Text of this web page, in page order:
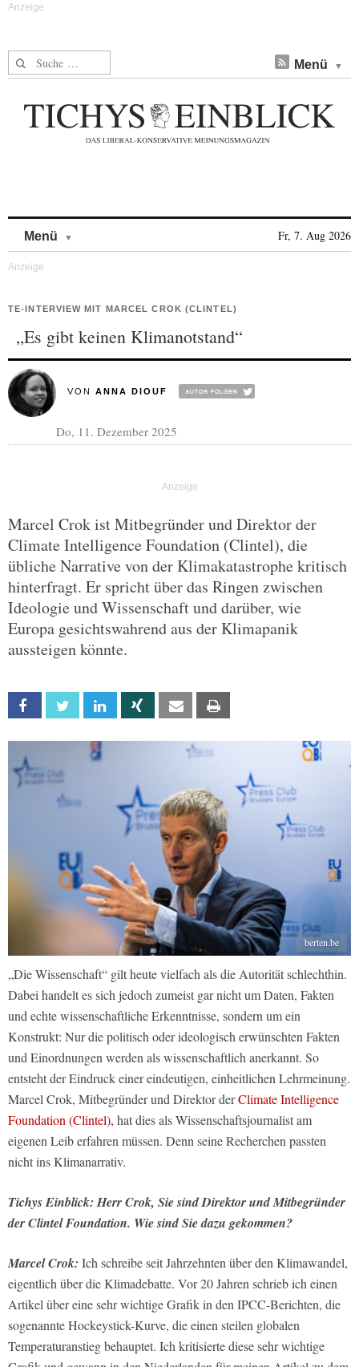
Suche nach: Menü
Menü Fr, 7. Aug 2026
TE-INTERVIEW MIT MARCEL CROK (CLINTEL)
„Es gibt keinen Klimanotstand“
VON ANNA DIOUF
Do, 11. Dezember 2025
Marcel Crok ist Mitbegründer und Direktor der
Climate Intelligence Foundation (Clintel), die
übliche Narrative von der Klimakatastrophe kritisch
hinterfragt. Er spricht über das Ringen zwischen
Ideologie und Wissenschaft und darüber, wie
Europa gesichtswahrend aus der Klimapanik
aussteigen könnte.
Facebook Twitter Linkedin Xing Email
berten.be
„Die Wissenschaft“ gilt heute vielfach als die Autorität schlechthin.
Dabei handelt es sich jedoch zumeist gar nicht um Daten, Fakten
und echte wissenschaftliche Erkenntnisse, sondern um ein
Konstrukt: Nur die politisch oder ideologisch erwünschten Fakten
und Einordnungen werden als wissenschaftlich anerkannt. So
entsteht der Eindruck einer eindeutigen, einheitlichen Lehrmeinung.
Marcel Crok, Mitbegründer und Direktor derClimate Intelligence
Foundation (Clintel), hat dies als Wissenschaftsjournalist am
eigenen Leib erfahren müssen. Denn seine Recherchen passten
nicht ins Klimanarrativ.
Tichys Einblick: Herr Crok, Sie sind Direktor und Mitbegründer
der Clintel Foundation. Wie sind Sie dazu gekommen?
Marcel Crok: Ich schreibe seit Jahrzehnten über den Klimawandel,
eigentlich über die Klimadebatte. Vor 20 Jahren schrieb ich einen
Artikel über eine sehr wichtige Grafik in den IPCC-Berichten, die
sogenannte Hockeystick-Kurve, die einen steilen globalen
Temperaturanstieg behauptet. Ich kritisierte diese sehr wichtige